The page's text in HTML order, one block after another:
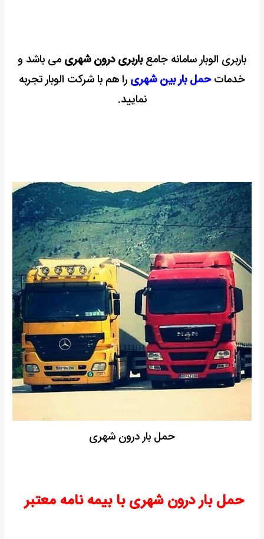
باربری الوبار سامانه جامعباربری درون شهری می باشد و
خدماتحمل بار بین شهری را هم با شرکت الوبار تجربه
نمایید.
حمل بار درون شهری
حمل بار درون شهری با بیمه نامه معتبر